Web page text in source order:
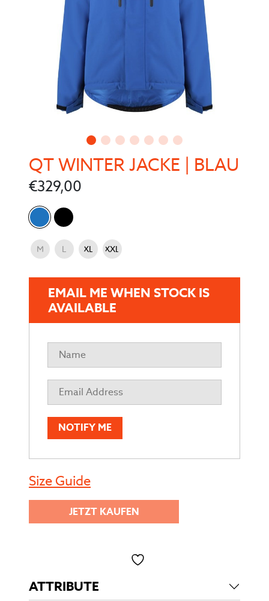
QT WINTER JACKE | BLAU
€329,00
Color
Größe
M L XL XXL
EMAIL ME WHEN STOCK IS
AVAILABLE
NOTIFY ME
Size Guide
JETZT KAUFEN
ATTRIBUTE